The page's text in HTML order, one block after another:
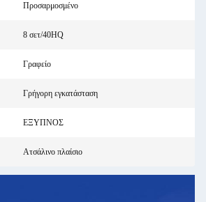
Προσαρμοσμένο
8 σετ/40HQ
Γραφείο
Γρήγορη εγκατάσταση
ΕΞΥΠΝΟΣ
Ατσάλινο πλαίσιο